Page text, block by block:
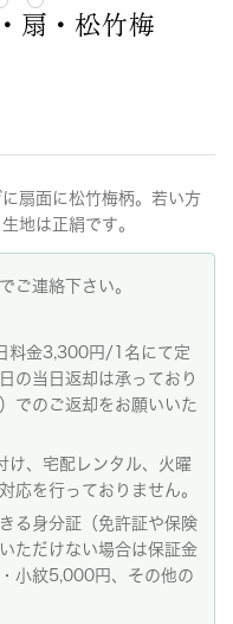
扇・松竹梅
扇面に松竹梅柄。若い方
地は正絹です。
ご連絡下さい。
料金3,300円/1名にて定
の当日返却は承っており
でのご返却をお願いいた
、宅配レンタル、火曜
応を行っておりません。
る身分証（免許証や保険
ただけない場合は保証金
小紋5,000円、その他の